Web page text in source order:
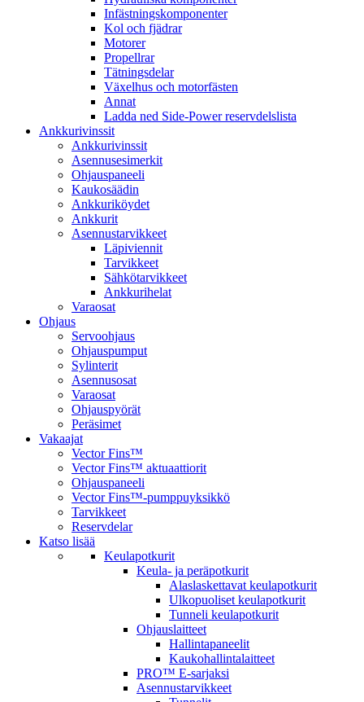
Infästningskomponenter
Kol och fjädrar
Motorer
Propellrar
Tätningsdelar
Växelhus och motorfästen
Annat
Ladda ned Side-Power reservdelslista
Ankkurivinssit
Ankkurivinssit
Asennusesimerkit
Ohjauspaneeli
Kaukosäädin
Ankkuriköydet
Ankkurit
Asennustarvikkeet
Läpiviennit
Tarvikkeet
Sähkötarvikkeet
Ankkurihelat
Varaosat
Ohjaus
Servoohjaus
Ohjauspumput
Sylinterit
Asennusosat
Varaosat
Ohjauspyörät
Peräsimet
Vakaajat
Vector Fins™
Vector Fins™ aktuaattiorit
Ohjauspaneeli
Vector Fins™-pumppuyksikkö
Tarvikkeet
Reservdelar
Katso lisää
Keulapotkurit
Keula- ja peräpotkurit
Alaslaskettavat keulapotkurit
Ulkopuoliset keulapotkurit
Tunneli keulapotkurit
Ohjauslaitteet
Hallintapaneelit
Kaukohallintalaitteet
PRO™ E-sarjaksi
Asennustarvikkeet